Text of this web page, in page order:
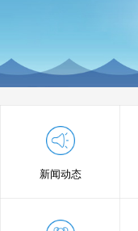
新闻动态